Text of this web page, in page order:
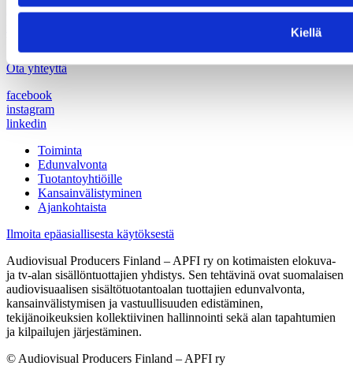
Kiellä
(09) 440 471
Ota yhteyttä
facebook
instagram
linkedin
Toiminta
Edunvalvonta
Tuotantoyhtiöille
Kansainvälistyminen
Ajankohtaista
Ilmoita epäasiallisesta käytöksestä
Audiovisual Producers Finland – APFI ry on kotimaisten elokuva-
ja tv-alan sisällöntuottajien yhdistys. Sen tehtävinä ovat suomalaisen
audiovisuaalisen sisältötuotantoalan tuottajien edunvalvonta,
kansainvälistymisen ja vastuullisuuden edistäminen,
tekijänoikeuksien kollektiivinen hallinnointi sekä alan tapahtumien
ja kilpailujen järjestäminen.
© Audiovisual Producers Finland – APFI ry